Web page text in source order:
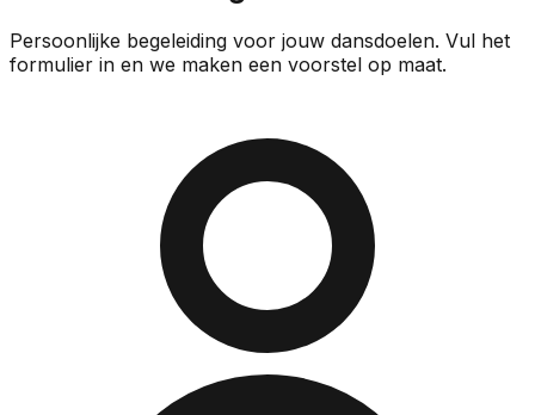
Persoonlijke begeleiding voor jouw dansdoelen. Vul het
formulier in en we maken een voorstel op maat.